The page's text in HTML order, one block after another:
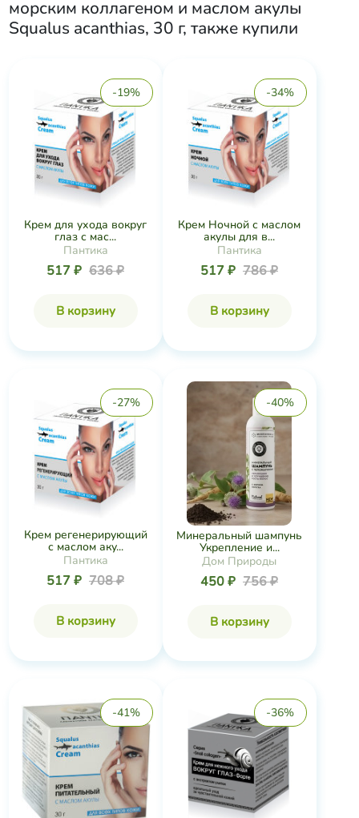
морским коллагеном и маслом акулы
Squalus acanthias, 30 г, также купили
-19%
Крем для ухода вокруг
глаз с мас...
Пантика
517 ₽ 636 ₽
В корзину
-34%
Крем Ночной с маслом
акулы для в...
Пантика
517 ₽ 786 ₽
В корзину
-27%
Крем регенерирующий
с маслом аку...
Пантика
517 ₽ 708 ₽
В корзину
-40%
Минеральный шампунь
Укрепление и...
Дом Природы
450 ₽ 756 ₽
В корзину
-41% -36%